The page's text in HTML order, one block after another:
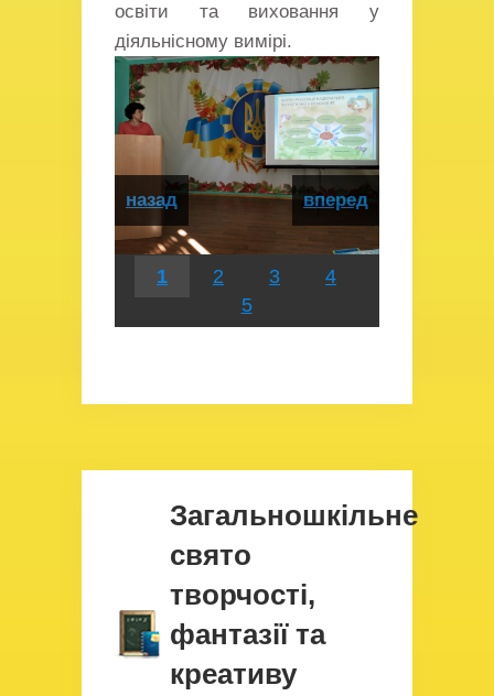
освіти та виховання у
діяльнісному вимірі.
назад вперед
1 2 3
4
5
Загальношкільне
свято
творчості,
фантазії та
креативу